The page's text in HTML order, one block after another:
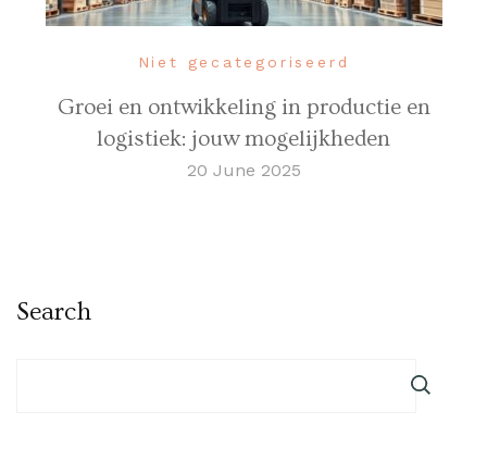
Niet gecategoriseerd
Groei en ontwikkeling in productie en
logistiek: jouw mogelijkheden
20 June 2025
Search